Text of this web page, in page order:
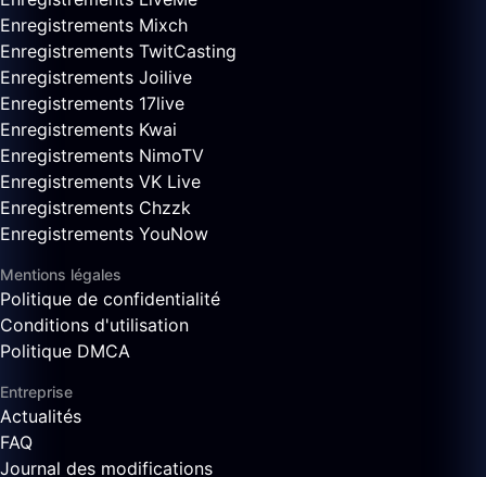
Enregistrements Mixch
Enregistrements TwitCasting
Enregistrements Joilive
Enregistrements 17live
Enregistrements Kwai
Enregistrements NimoTV
Enregistrements VK Live
Enregistrements Chzzk
Enregistrements YouNow
Mentions légales
Politique de confidentialité
Conditions d'utilisation
Politique DMCA
Entreprise
Actualités
FAQ
Journal des modifications